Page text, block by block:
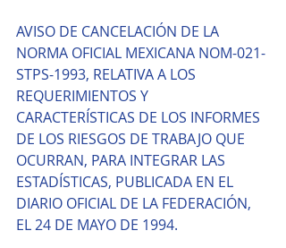
AVISO DE CANCELACIÓN DE LA
NORMA OFICIAL MEXICANA NOM-021-
STPS-1993, RELATIVA A LOS
REQUERIMIENTOS Y
CARACTERÍSTICAS DE LOS INFORMES
DE LOS RIESGOS DE TRABAJO QUE
OCURRAN, PARA INTEGRAR LAS
ESTADÍSTICAS, PUBLICADA EN EL
DIARIO OFICIAL DE LA FEDERACIÓN,
EL 24 DE MAYO DE 1994.